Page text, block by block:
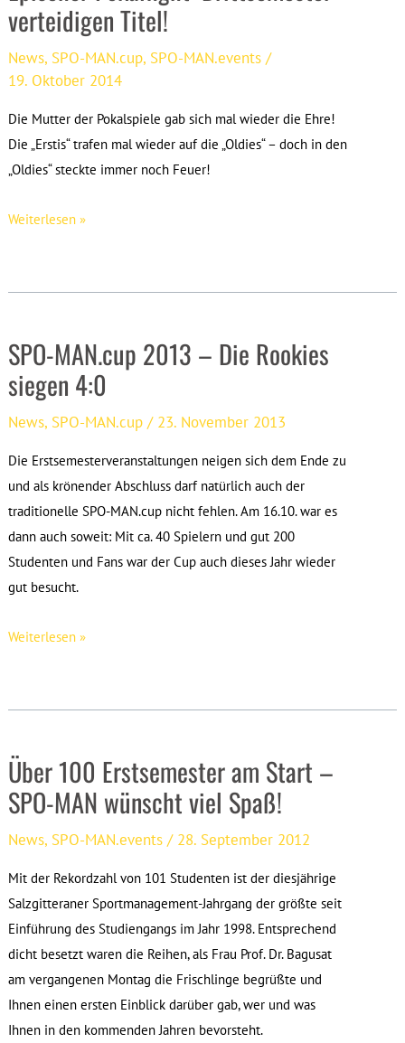
verteidigen Titel!
News, SPO-MAN.cup, SPO-MAN.events /
19. Oktober 2014
Die Mutter der Pokalspiele gab sich mal wieder die Ehre!
Die „Erstis“ trafen mal wieder auf die „Oldies“ – doch in den
„Oldies“ steckte immer noch Feuer!
Epischer
verteidigen
Weiterlesen »
SPO-MAN.cup 2013 – Die Rookies
siegen 4:0
News, SPO-MAN.cup / 23. November 2013
Die Erstsemesterveranstaltungen neigen sich dem Ende zu
und als krönender Abschluss darf natürlich auch der
traditionelle SPO-MAN.cup nicht fehlen. Am 16.10. war es
dann auch soweit: Mit ca. 40 Spielern und gut 200
Studenten und Fans war der Cup auch dieses Jahr wieder
gut besucht.
SPO-
–
Rookies
siegen
4:0
Weiterlesen »
Über 100 Erstsemester am Start –
SPO-MAN wünscht viel Spaß!
News, SPO-MAN.events / 28. September 2012
Mit der Rekordzahl von 101 Studenten ist der diesjährige
Salzgitteraner Sportmanagement-Jahrgang der größte seit
Einführung des Studiengangs im Jahr 1998. Entsprechend
dicht besetzt waren die Reihen, als Frau Prof. Dr. Bagusat
am vergangenen Montag die Frischlinge begrüßte und
Ihnen einen ersten Einblick darüber gab, wer und was
Ihnen in den kommenden Jahren bevorsteht.